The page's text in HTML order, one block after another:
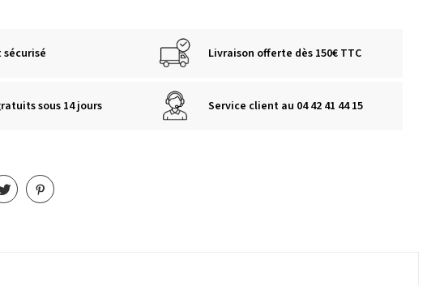
sécurisé Livraison offerte dès 150€ TTC
sous 14 jours Service client au 04 42 41 44 15